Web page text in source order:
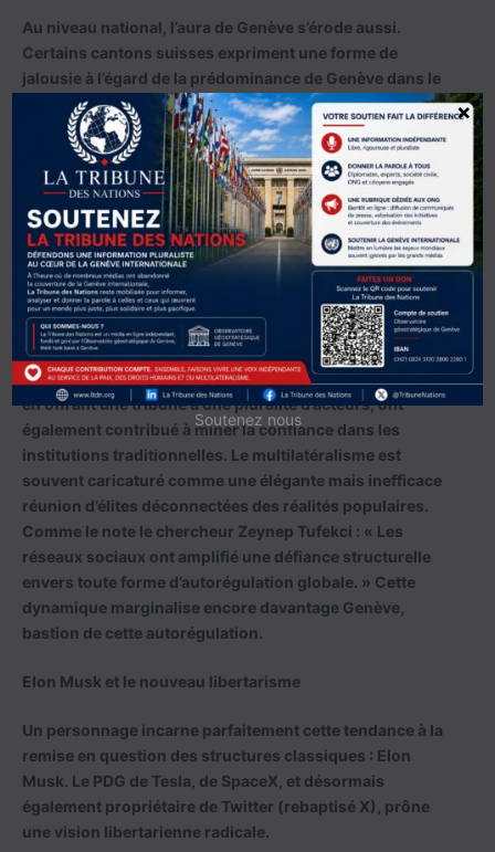
Au niveau national, l’aura de Genève s’érode aussi.
Certains cantons suisses expriment une forme de
jalousie à l’égard de la prédominance de Genève dans le
paysage international. La montée de discours populistes
évoquant les coûts supposés de l’action onusienne en
Suisse amplifie ce ressentiment. En 2020, une initiative
parlementaire proposait même de revoir à la baisse la
contribution helvétique aux institutions internationales.
Bien que rejetée, cette initiative est révélatrice d’un
sentiment croissant d’épuisement.
Les réseaux sociaux et le chaos informationnel
En parallèle des mutations géopolitiques, la révolution
numérique accentue le chaos. Les réseaux sociaux, tout
en offrant une tribune à une pluralité d’acteurs, ont
également contribué à miner la confiance dans les
institutions traditionnelles. Le multilatéralisme est
souvent caricaturé comme une élégante mais inefficace
réunion d’élites déconnectées des réalités populaires.
Comme le note le chercheur Zeynep Tufekci : « Les
réseaux sociaux ont amplifié une défiance structurelle
envers toute forme d’autorégulation globale. » Cette
dynamique marginalise encore davantage Genève,
bastion de cette autorégulation.
Elon Musk et le nouveau libertarisme
Un personnage incarne parfaitement cette tendance à la
remise en question des structures classiques : Elon
Musk. Le PDG de Tesla, de SpaceX, et désormais
également propriétaire de Twitter (rebaptisé X), prône
une vision libertarienne radicale.
Soutenez nous
×